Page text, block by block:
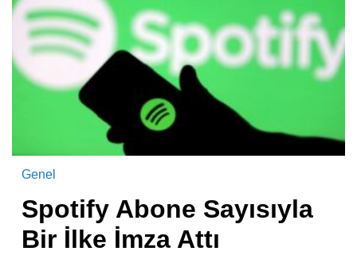
Genel
Spotify Abone Sayısıyla
Bir İlke İmza Attı